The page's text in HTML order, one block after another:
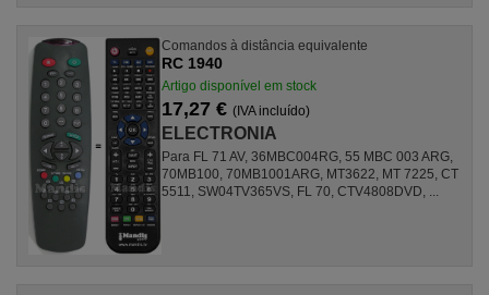
Comandos à distância equivalente
RC 1940
Artigo disponível em stock
17,27 €(IVA incluído)
ELECTRONIA
Para FL 71 AV, 36MBC004RG, 55 MBC 003 ARG,
70MB100, 70MB1001ARG, MT3622, MT 7225, CT
5511, SW04TV365VS, FL 70, CTV4808DVD, ...